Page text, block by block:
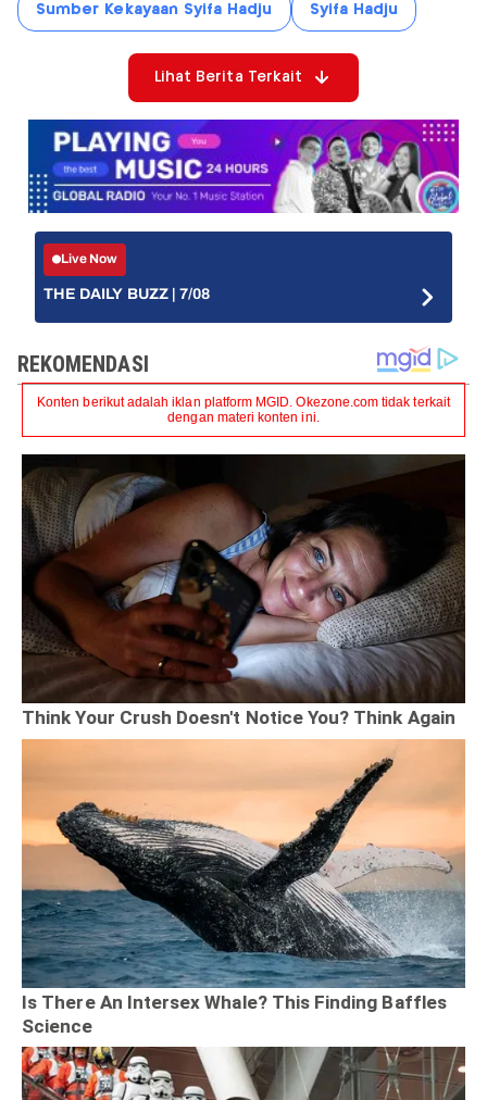
Sumber Kekayaan Syifa Hadju Syifa Hadju
Lihat Berita Terkait
Live Now
THE DAILY BUZZ | 7/08